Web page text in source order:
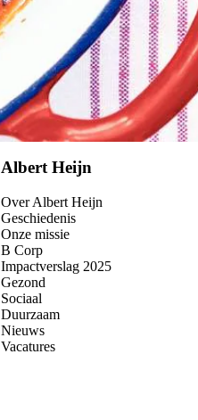
Albert Heijn
Over Albert Heijn
Geschiedenis
Onze missie
B Corp
Impactverslag 2025
Gezond
Sociaal
Duurzaam
Nieuws
Vacatures